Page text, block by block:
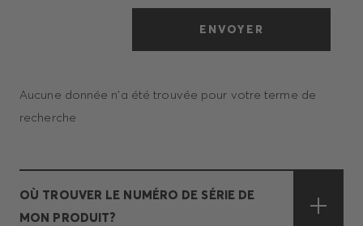
ENVOYER
Aucune donnée n'a été trouvée pour votre terme de
recherche
OÙ TROUVER LE NUMÉRO DE SÉRIE DE
MON PRODUIT?